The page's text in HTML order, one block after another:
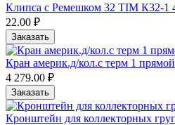
Клипса с Ремешком 32 TIM К32-1
22.00 ₽
Заказать
Кран америк.д/кол.с терм 1
4 279.00 ₽
Заказать
Кронштейн для коллекторных